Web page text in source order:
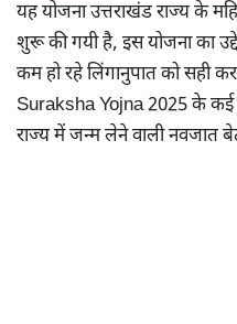
यह योजना उत्तराखंड राज्य के
शुरू की गयी है, इस योजना का
कम हो रहे लिंगानुपात को सही
Suraksha Yojna 2025 के कई
राज्य में जन्म लेने वाली नवजात